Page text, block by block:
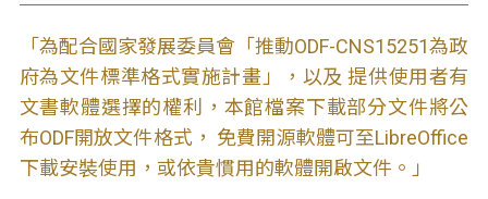
「為配合國家發展委員會「推動ODF-CNS15251為政
府為文件標準格式實施計畫」，以及 提供使用者有
文書軟體選擇的權利，本館檔案下載部分文件將公
布ODF開放文件格式， 免費開源軟體可至LibreOffice
下載安裝使用，或依貴慣用的軟體開啟文件。」